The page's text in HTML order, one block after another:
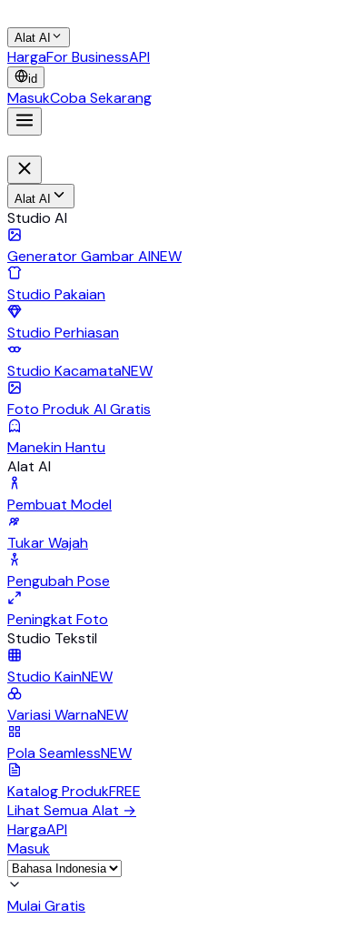
Alat AI
HargaFor BusinessAPI
id
MasukCoba Sekarang
Alat AI
Studio AI
Generator Gambar AINEW
Studio Pakaian
Studio Perhiasan
Studio KacamataNEW
Foto Produk AI Gratis
Manekin Hantu
Alat AI
Pembuat Model
Tukar Wajah
Pengubah Pose
Peningkat Foto
Studio Tekstil
Studio KainNEW
Variasi WarnaNEW
Pola SeamlessNEW
Katalog ProdukFREE
Lihat Semua Alat →
HargaAPI
Masuk
Mulai Gratis